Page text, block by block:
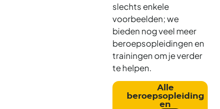
slechts enkele
voorbeelden; we
bieden nog veel meer
beroepsopleidingen en
trainingen om je verder
te helpen.
Alle
beroepsopleiding
en